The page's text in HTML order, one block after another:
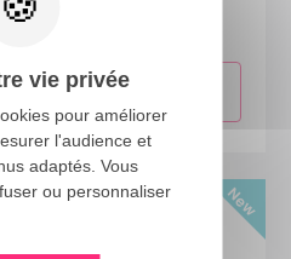
- garçon - 5/6 ans
vie privée
pour améliorer
l'audience et
adaptés. Vous
ou personnaliser